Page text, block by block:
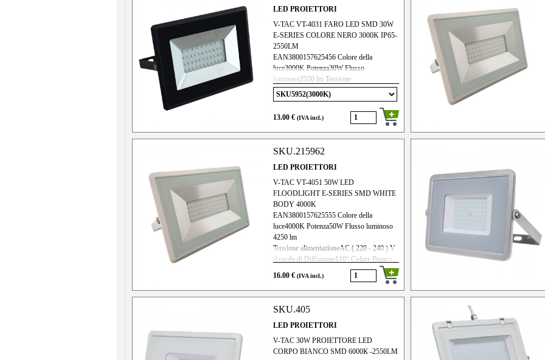
LED PROIETTORI
V-TAC VT-4031 FARO LED SMD 30W
E-SERIES COLORE NERO 3000K IP65-
2550LM
EAN3800157625456 Colore della
luce3000K Potenza30W Flusso
luminoso2550 lm Tensione
alimentazioneAC ( 220 - 240 ) V Angolo di
Diffusione110° ColoreNero Materiale
Alluminio Grado di ProtezioneIP65
DimmerabileNo Potenza equivalente150W
Frequenza di input 50Hz Durata20000 ore
LEDSMD2835 Efficienza energetica90
lm/W
13.00 € (IVA incl.)
SKU.215962
LED PROIETTORI
V-TAC VT-4051 50W LED
FLOODLIGHT E-SERIES SMD WHITE
BODY 4000K
EAN3800157625555 Colore della
luce4000K Potenza50W Flusso luminoso
4250 lm
Tensione alimentazioneAC ( 220 - 240 ) V
Angolo di Diffusione110° Colore Bianco
MaterialeAlluminio Grado di
ProtezioneIP65 DimmerabileNo Potenza
equivalente250W Frequenza di input 50Hz
chip LEDSMD Efficienza energetica90
lm/W
16.00 € (IVA incl.)
SKU.405
LED PROIETTORI
V-TAC 30W PROIETTORE LED
CORPO BIANCO SMD 6000К -2550LM